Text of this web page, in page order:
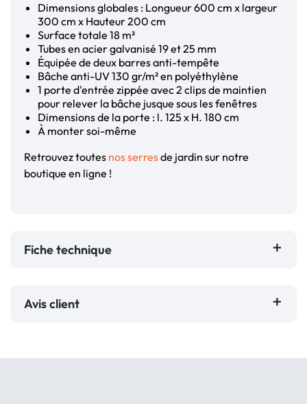
Dimensions globales : Longueur 600 cm x largeur
300 cm x Hauteur 200 cm
Surface totale 18 m²
Tubes en acier galvanisé 19 et 25 mm
Équipée de deux barres anti-tempête
Bâche anti-UV 130 gr/m² en polyéthylène
1 porte d'entrée zippée avec 2 clips de maintien
pour relever la bâche jusque sous les fenêtres
Dimensions de la porte : l. 125 x H. 180 cm
À monter soi-même
Retrouvez toutes nos serresde jardin sur notre
boutique en ligne !
Fiche technique
Avis client